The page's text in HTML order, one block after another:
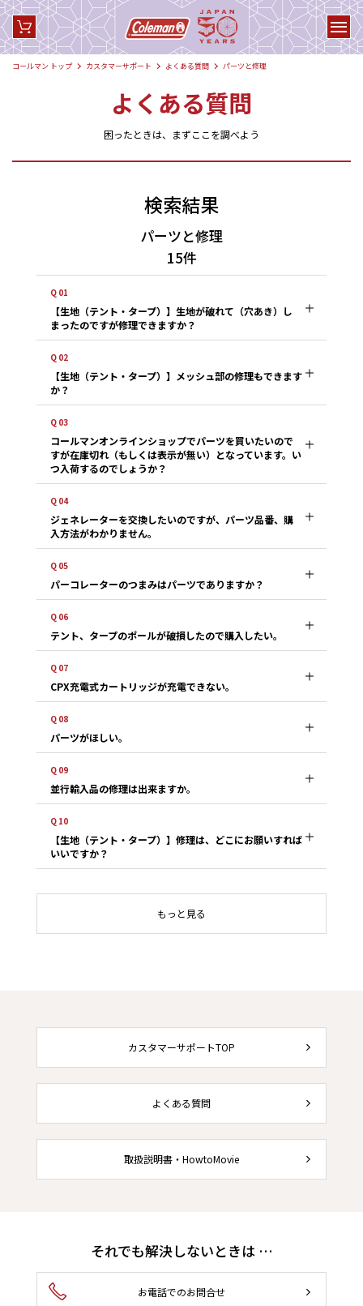
コールマン トップ カスタマーサポート よくある質問 パーツと修理
よくある質問
困ったときは、まずここを調べよう
検索結果
パーツと修理
15件
Q 01
【生地（テント・タープ）】生地が破れて（穴あき）し
まったのですが修理できますか？
Q 02
【生地（テント・タープ）】メッシュ部の修理もできます
か？
Q 03
コールマンオンラインショップでパーツを買いたいので
すが在庫切れ（もしくは表示が無い）となっています。い
つ入荷するのでしょうか？
Q 04
ジェネレーターを交換したいのですが、パーツ品番、購
入方法がわかりません。
Q 05
パーコレーターのつまみはパーツでありますか？
Q 06
テント、タープのポールが破損したので購入したい。
Q 07
CPX充電式カートリッジが充電できない。
Q 08
パーツがほしい。
Q 09
並行輸入品の修理は出来ますか。
Q 10
【生地（テント・タープ）】修理は、どこにお願いすれば
いいですか？
もっと見る
カスタマーサポートTOP
よくある質問
取扱説明書・HowtoMovie
それでも解決しないときは …
お電話でのお問合せ